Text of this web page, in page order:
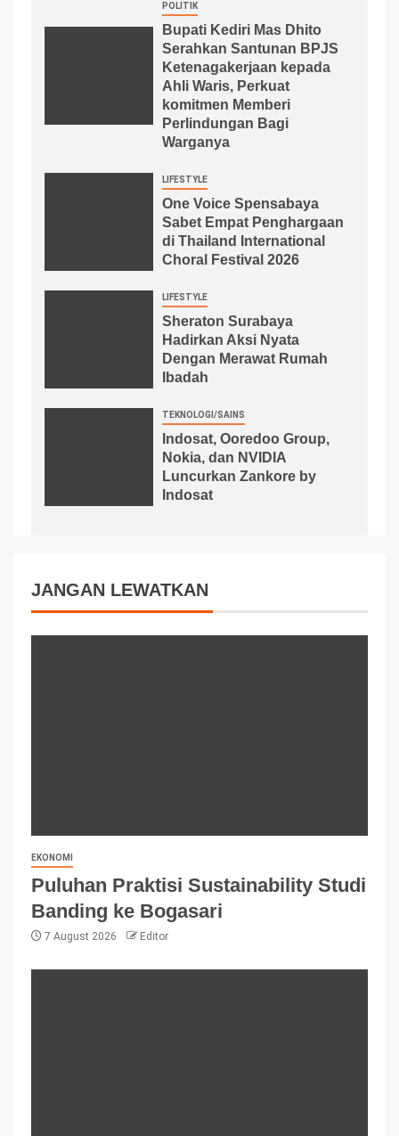
POLITIK
Bupati Kediri Mas Dhito
Serahkan Santunan BPJS
Ketenagakerjaan kepada
Ahli Waris, Perkuat
komitmen Memberi
Perlindungan Bagi
Warganya
LIFESTYLE
One Voice Spensabaya
Sabet Empat Penghargaan
di Thailand International
Choral Festival 2026
LIFESTYLE
Sheraton Surabaya
Hadirkan Aksi Nyata
Dengan Merawat Rumah
Ibadah
TEKNOLOGI/SAINS
Indosat, Ooredoo Group,
Nokia, dan NVIDIA
Luncurkan Zankore by
Indosat
JANGAN LEWATKAN
EKONOMI
Puluhan Praktisi Sustainability Studi
Banding ke Bogasari
7 August 2026 Editor